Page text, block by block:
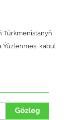
Türkmenistanyň
kabul
Gözleg